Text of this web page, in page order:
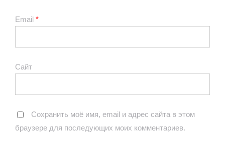
Email *
Сайт
Сохранить моё имя, email и адрес сайта в этом
браузере для последующих моих комментариев.